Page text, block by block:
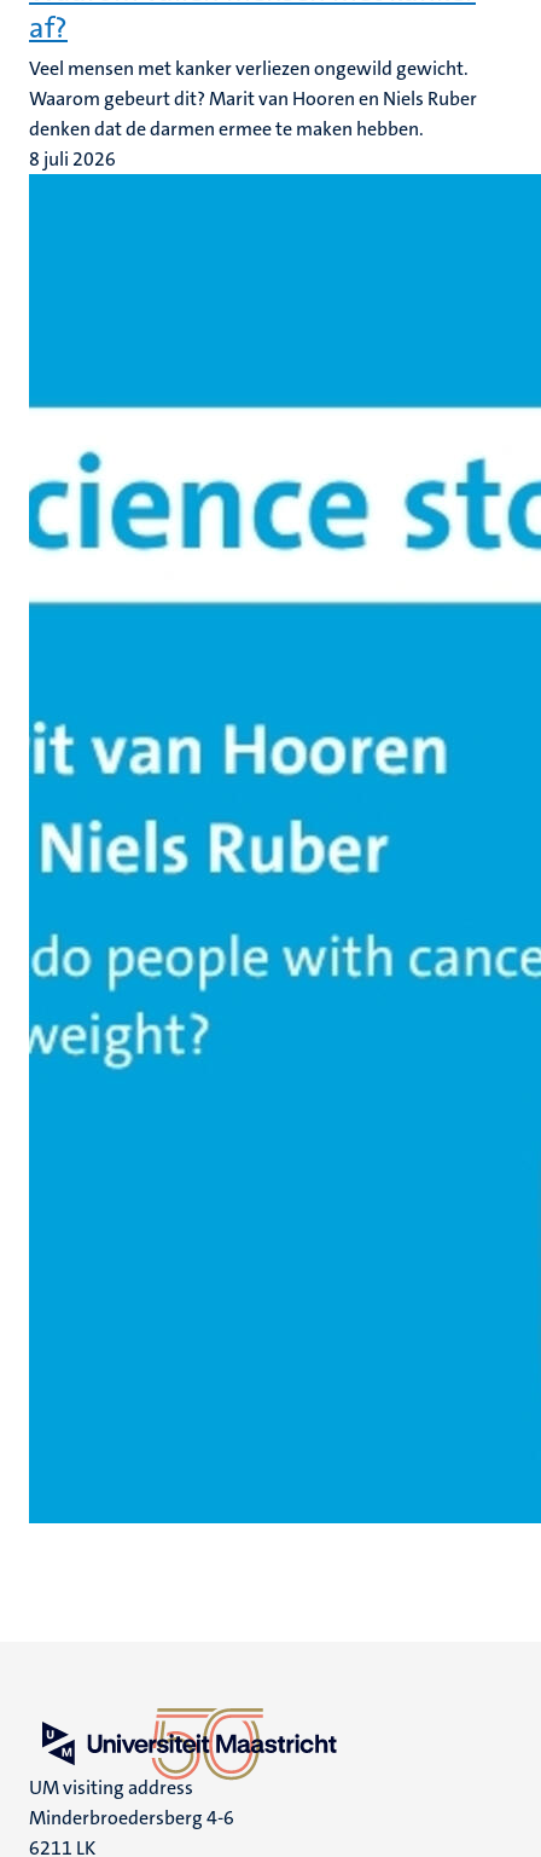
af?
Veel mensen met kanker verliezen ongewild gewicht.
Waarom gebeurt dit? Marit van Hooren en Niels Ruber
denken dat de darmen ermee te maken hebben.
8 juli 2026
UM visiting address
Minderbroedersberg 4-6
6211 LK